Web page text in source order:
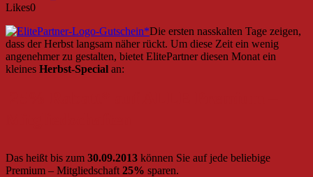
Likes0
Die ersten nasskalten Tage zeigen,
dass der Herbst langsam näher rückt. Um diese Zeit ein wenig
angenehmer zu gestalten, bietet ElitePartner diesen Monat ein
kleines Herbst-Special an:
Das heißt bis zum 30.09.2013 können Sie auf jede beliebige
Premium – Mitgliedschaft 25% sparen.